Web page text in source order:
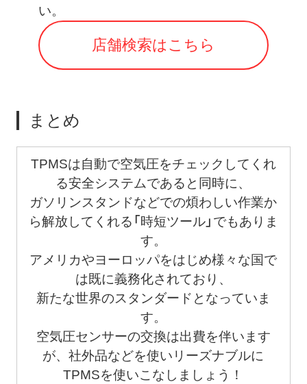
い。
店舗検索はこちら
まとめ
TPMSは自動で空気圧をチェックしてくれ
る安全システムであると同時に、
ガソリンスタンドなどでの煩わしい作業か
ら解放してくれる「時短ツール」でもありま
す。
アメリカやヨーロッパをはじめ様々な国で
は既に義務化されており、
新たな世界のスタンダードとなっていま
す。
空気圧センサーの交換は出費を伴います
が、社外品などを使いリーズナブルに
TPMSを使いこなしましょう！